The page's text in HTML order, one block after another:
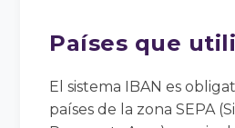
Países que
El sistema IBAN es
países de la zona SEPA